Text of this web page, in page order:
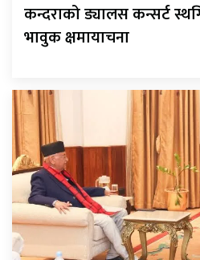
कन्दराको ड्यालस कन्सर्ट
भावुक क्षमायाचना